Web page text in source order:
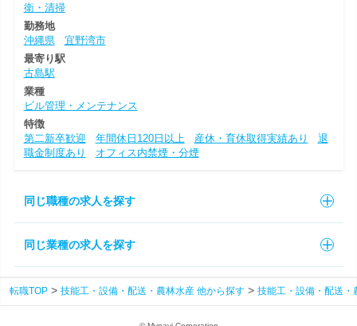
衛・清掃
勤務地
沖縄県
宜野湾市
最寄り駅
古島駅
業種
ビル管理・メンテナンス
特徴
第二新卒歓迎
年間休日120日以上 産休・育休取得実績あり
退
職金制度あり
オフィス内禁煙・分煙
同じ職種の求人を探す
同じ業種の求人を探す
転職TOP 技能工・設備・配送・農林水産 他から探す 技能工・設備・配送・